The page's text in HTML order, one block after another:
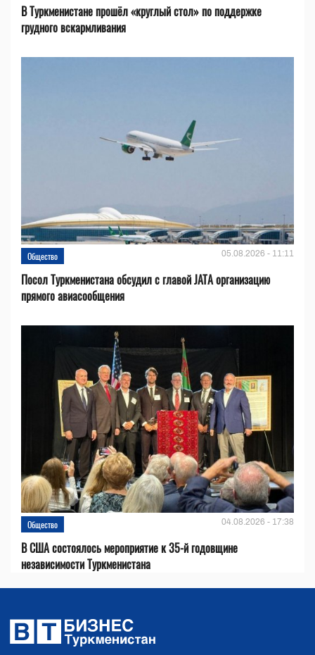
В Туркменистане прошёл «круглый стол» по поддержке
грудного вскармливания
Общество 05.08.2026 - 11:11
Посол Туркменистана обсудил с главой JATA организацию
прямого авиасообщения
Общество 04.08.2026 - 17:38
В США состоялось мероприятие к 35-й годовщине
независимости Туркменистана